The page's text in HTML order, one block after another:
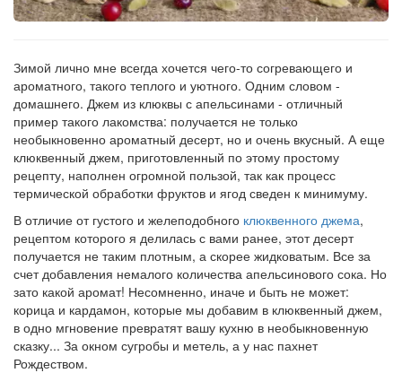
Зимой лично мне всегда хочется чего-то согревающего и
ароматного, такого теплого и уютного. Одним словом -
домашнего. Джем из клюквы с апельсинами - отличный
пример такого лакомства: получается не только
необыкновенно ароматный десерт, но и очень вкусный. А еще
клюквенный джем, приготовленный по этому простому
рецепту, наполнен огромной пользой, так как процесс
термической обработки фруктов и ягод сведен к минимуму.
В отличие от густого и желеподобного клюквенного джема,
рецептом которого я делилась с вами ранее, этот десерт
получается не таким плотным, а скорее жидковатым. Все за
счет добавления немалого количества апельсинового сока. Но
зато какой аромат! Несомненно, иначе и быть не может:
корица и кардамон, которые мы добавим в клюквенный джем,
в одно мгновение превратят вашу кухню в необыкновенную
сказку... За окном сугробы и метель, а у нас пахнет
Рождеством.